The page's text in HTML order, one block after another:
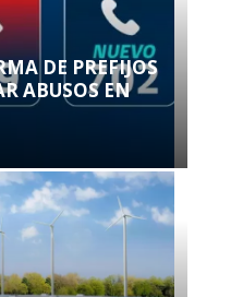
DE PREFIJOS
ABUSOS EN